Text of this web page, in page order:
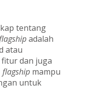
tentang
adalah
atau
dan juga
flagshipmampu
untuk